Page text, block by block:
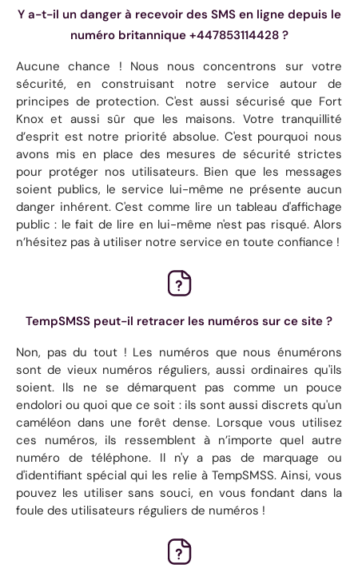
Y a-t-il un danger à recevoir des SMS en ligne depuis le
numéro britannique +447853114428 ?
Aucune chance ! Nous nous concentrons sur votre
sécurité, en construisant notre service autour de
principes de protection. C'est aussi sécurisé que Fort
Knox et aussi sûr que les maisons. Votre tranquillité
d’esprit est notre priorité absolue. C'est pourquoi nous
avons mis en place des mesures de sécurité strictes
pour protéger nos utilisateurs. Bien que les messages
soient publics, le service lui-même ne présente aucun
danger inhérent. C'est comme lire un tableau d'affichage
public : le fait de lire en lui-même n'est pas risqué. Alors
n’hésitez pas à utiliser notre service en toute confiance !
TempSMSS peut-il retracer les numéros sur ce site ?
Non, pas du tout ! Les numéros que nous énumérons
sont de vieux numéros réguliers, aussi ordinaires qu'ils
soient. Ils ne se démarquent pas comme un pouce
endolori ou quoi que ce soit : ils sont aussi discrets qu'un
caméléon dans une forêt dense. Lorsque vous utilisez
ces numéros, ils ressemblent à n’importe quel autre
numéro de téléphone. Il n'y a pas de marquage ou
d'identifiant spécial qui les relie à TempSMSS. Ainsi, vous
pouvez les utiliser sans souci, en vous fondant dans la
foule des utilisateurs réguliers de numéros !